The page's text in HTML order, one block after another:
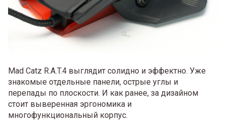
Mad Catz R.A.T.4 выглядит солидно и эффектно. Уже
знакомые отдельные панели, острые углы и
перепады по плоскости. И как ранее, за дизайном
стоит выверенная эргономика и
многофункциональный корпус.